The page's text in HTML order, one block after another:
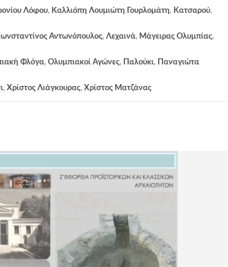
Λόφου, Καλλιόπη Λουμιώτη Γουρλομάτη, Κατσαρού,
Αντωνόπουλος, Λεχαινά, Μάγειρας Ολυμπίας,
Φλόγα, Ολυμπιακοί Αγώνες, Παλούκι, Παναγιώτα
, Χρίστος Λιάγκουρας, Χρίστος Ματζάνας